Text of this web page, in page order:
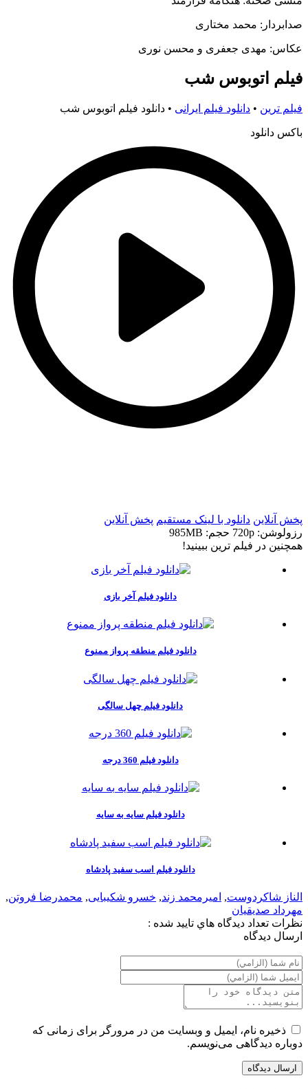
صدابردار: محمد مختاری
عکاس: مهدی جعفری و محسن نوری
فیلم اتوبوس شب
فیلم ترین • دانلود فیلم ایرانی • دانلود فیلم اتوبوس شب
باکس دانلود
پخش آنلاین دانلود با لينک مستقيم پخش آنلاین
رزولوشن: 720p
حجم: 985MB
همچنين در فيلم ترين ببينيد!
دانلود فیلم آخر بازی
دانلود فیلم منطقه پرواز ممنوع
دانلود فیلم چهل سالگی
دانلود فیلم 360 درجه
دانلود فیلم سایه به سایه
دانلود فیلم اسب سفید پادشاه
الناز شاکردوست, امیرمحمد زند, خسرو شکیبایی, محمدرضا فروتن,
مهرداد صدیقیان
نظرات تعداد ديدگاه هاي تاييد شده :
ارسال ديدگاه
ذخیره نام، ایمیل و وبسایت من در مرورگر برای زمانی که
دوباره دیدگاهی می‌نویسم.